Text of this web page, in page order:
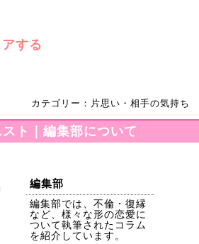
する
カテゴリー：片思い・相手の気持ち
ト｜編集部について
編集部
編集部では、不倫・復縁
など、様々な形の恋愛に
ついて執筆されたコラム
を紹介しています。